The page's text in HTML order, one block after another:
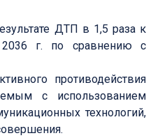
ДТП в 1,5 раза к
г. по сравнению с
противодействия
с использованием
технологий,